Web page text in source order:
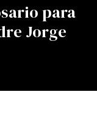
para
Jorge